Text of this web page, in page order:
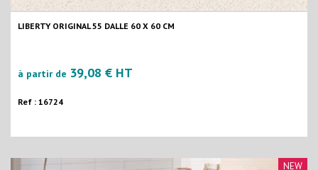
LIBERTY ORIGINAL 55 DALLE 60 X 60 CM
à partir de 39,08 € HT
Ref : 16724
NEW